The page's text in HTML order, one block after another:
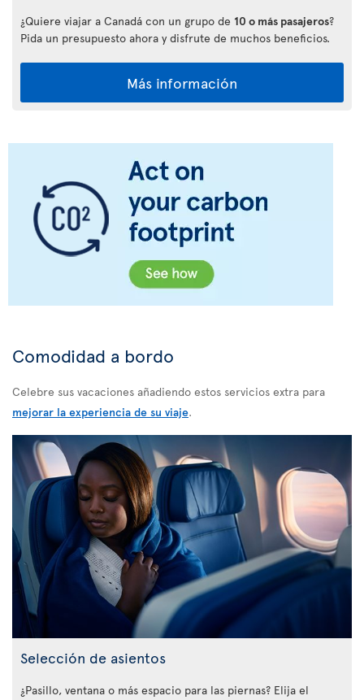
¿Quiere viajar a Canadá con un grupo de 10 o más pasajeros?
Pida un presupuesto ahora y disfrute de muchos beneficios.
Más información
Comodidad a bordo
Celebre sus vacaciones añadiendo estos servicios extra para
mejorar la experiencia de su viaje.
Selección de asientos
¿Pasillo, ventana o más espacio para las piernas? Elija el